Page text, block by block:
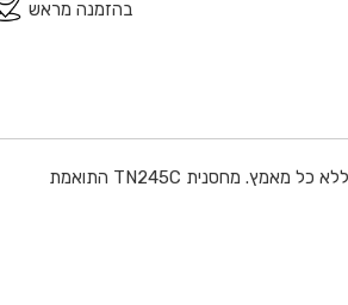
בהזמנה מראש
מחסנית טונר צ`יאן (כחול) TN245C מקורית של Brother זו מבטיחה שהמדפסת הצבעונית שלכם תמשיך לספק תוצאות הדפסה באיכות מקצועית הלוכדות מיד את העין ללא כל מאמץ. מחסנית TN245C התואמת